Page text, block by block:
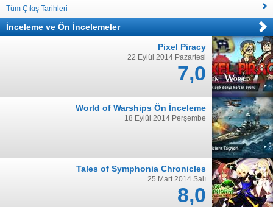
Tüm Çıkış Tarihleri
İnceleme ve Ön İncelemeler
Pixel Piracy
22 Eylül 2014 Pazartesi
7,0
World of Warships Ön İnceleme
18 Eylül 2014 Perşembe
Tales of Symphonia Chronicles
25 Mart 2014 Salı
8,0